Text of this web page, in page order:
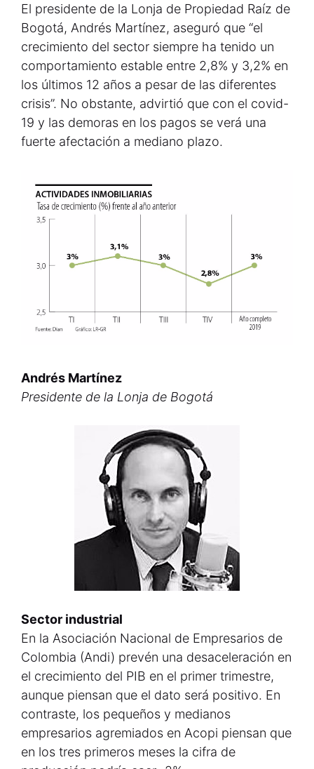
El presidente de la Lonja de Propiedad Raíz de
Bogotá, Andrés Martínez, aseguró que “el
crecimiento del sector siempre ha tenido un
comportamiento estable entre 2,8% y 3,2% en
los últimos 12 años a pesar de las diferentes
crisis”. No obstante, advirtió que con el covid-
19 y las demoras en los pagos se verá una
fuerte afectación a mediano plazo.
Andrés Martínez
Presidente de la Lonja de Bogotá
Sector industrial
En la Asociación Nacional de Empresarios de
Colombia (Andi) prevén una desaceleración en
el crecimiento del PIB en el primer trimestre,
aunque piensan que el dato será positivo. En
contraste, los pequeños y medianos
empresarios agremiados en Acopi piensan que
en los tres primeros meses la cifra de